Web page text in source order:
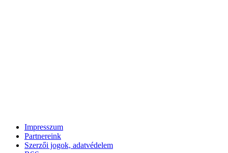
Impresszum
Partnereink
Szerzői jogok, adatvédelem